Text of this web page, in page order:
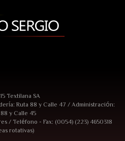
Textilana SA
Ruta 88 y Calle 47 / Administración:
y Calle 45
/ Teléfono - Fax: (0054) (223) 4650318
rotativas)